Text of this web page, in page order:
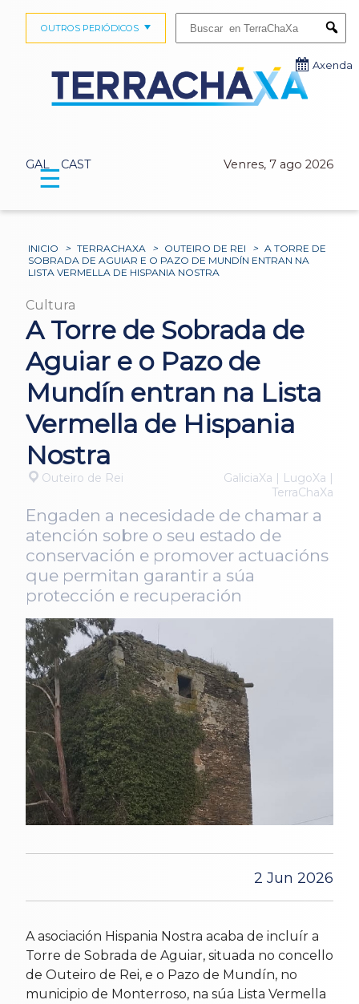
GAL CAST Venres, 7 ago 2026
OUTROS PERIÓDICOS
Axenda
☰
INICIO > TERRACHAXA > OUTEIRO DE REI > A TORRE DE
SOBRADA DE AGUIAR E O PAZO DE MUNDÍN ENTRAN NA
LISTA VERMELLA DE HISPANIA NOSTRA
Cultura
A Torre de Sobrada de
Aguiar e o Pazo de
Mundín entran na Lista
Vermella de Hispania
Nostra
Outeiro de Rei
GaliciaXa | LugoXa |
TerraChaXa
Engaden a necesidade de chamar a
atención sobre o seu estado de
conservación e promover actuacións
que permitan garantir a súa
protección e recuperación
2 Jun 2026
A asociación Hispania Nostra acaba de incluír a
Torre de Sobrada de Aguiar, situada no concello
de Outeiro de Rei, e o Pazo de Mundín, no
municipio de Monterroso, na súa Lista Vermella